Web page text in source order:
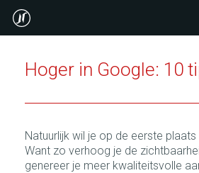
Hoger in Google: 10
Natuurlijk wil je op de eerste
Want zo verhoog je de
genereer je meer kwaliteitsvolle